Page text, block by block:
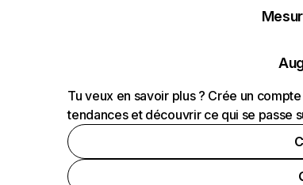
Tu veux en savoir plus ? Crée un
tendances et découvrir ce qui se passe